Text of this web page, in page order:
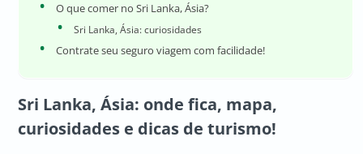
O que comer no Sri Lanka, Ásia?
Sri Lanka, Ásia: curiosidades
Contrate seu seguro viagem com facilidade!
Sri Lanka, Ásia: onde fica, mapa,
curiosidades e dicas de turismo!